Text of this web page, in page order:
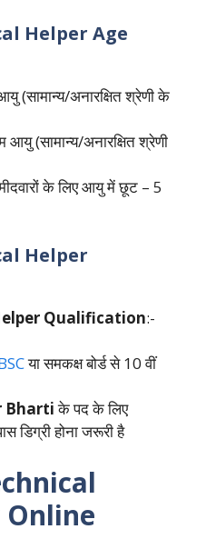
Helper Age
(सामान्य/अनारक्षित श्रेणी के
(सामान्य/अनारक्षित श्रेणी
के लिए आयु में छूट – 5
Helper
Qualification:-
या समकक्ष बोर्ड से 10 वीं
Bhartiके पद के लिए
डिग्री होना जरूरी है
Online